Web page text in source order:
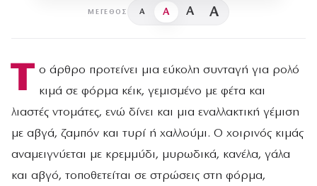
ΜΈΓΕΘΟΣ A A A A
Τ ο άρθρο προτείνει μια εύκολη συνταγή για ρολό
κιμά σε φόρμα κέικ, γεμισμένο με φέτα και
λιαστές ντομάτες, ενώ δίνει και μια εναλλακτική γέμιση
με αβγά, ζαμπόν και τυρί ή χαλλούμι. Ο χοιρινός κιμάς
αναμειγνύεται με κρεμμύδι, μυρωδικά, κανέλα, γάλα
και αβγό, τοποθετείται σε στρώσεις στη φόρμα,